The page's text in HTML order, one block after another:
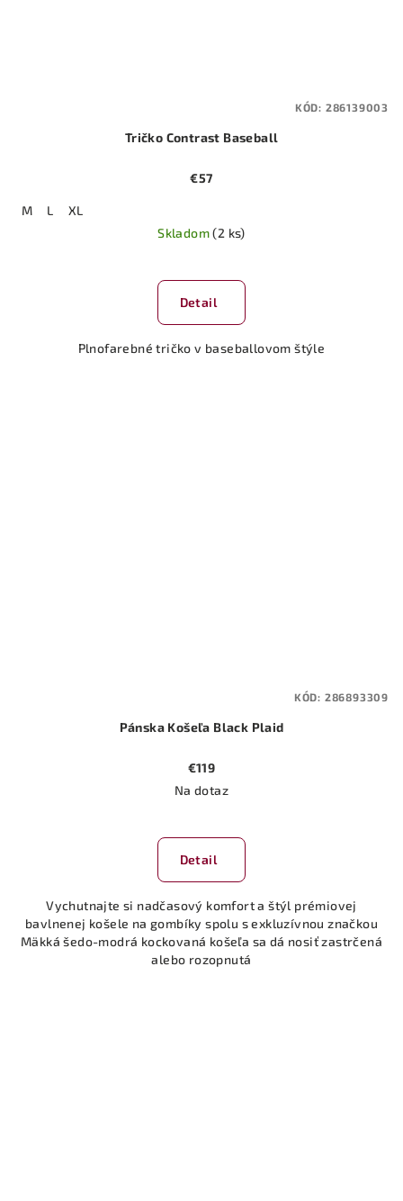
Tričko Contrast Baseball
€57
M L
XL
Skladom(2 ks)
Detail
Plnofarebné tričko v baseballovom štýle
KÓD: 286139003
Pánska Košeľa Black Plaid
€119
Na dotaz
Detail
Vychutnajte si nadčasový komfort a štýl prémiovej
bavlnenej košele na gombíky spolu s exkluzívnou značkou
Mäkká šedo-modrá kockovaná košeľa sa dá nosiť zastrčená
alebo rozopnutá
KÓD: 286893309